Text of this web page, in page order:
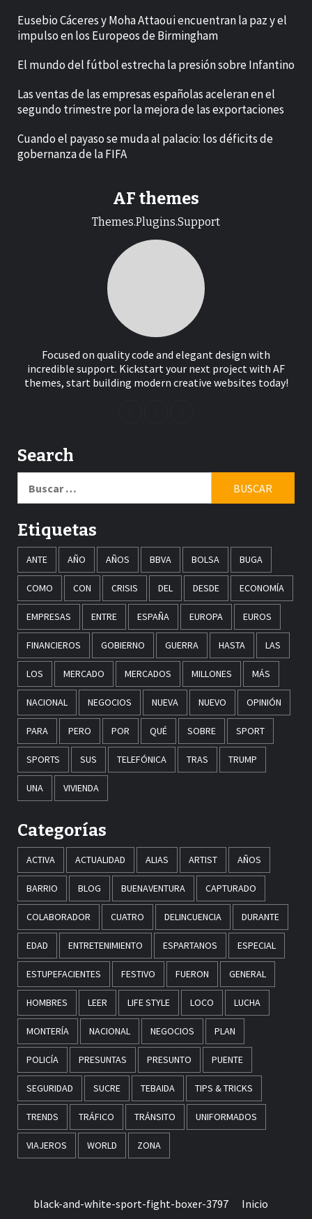
Eusebio Cáceres y Moha Attaoui encuentran la paz y el
impulso en los Europeos de Birmingham
El mundo del fútbol estrecha la presión sobre Infantino
Las ventas de las empresas españolas aceleran en el
segundo trimestre por la mejora de las exportaciones
Cuando el payaso se muda al palacio: los déficits de
gobernanza de la FIFA
AF themes
Themes.Plugins.Support
Focused on quality code and elegant design with
incredible support. Kickstart your next project with AF
themes, start building modern creative websites today!
Search
Etiquetas
ANTE AÑO AÑOS BBVA BOLSA BUGA
COMO CON CRISIS DEL DESDE ECONOMÍA
EMPRESAS ENTRE ESPAÑA EUROPA EUROS
FINANCIEROS GOBIERNO GUERRA HASTA LAS
LOS MERCADO MERCADOS MILLONES MÁS
NACIONAL NEGOCIOS NUEVA NUEVO OPINIÓN
PARA PERO POR QUÉ SOBRE SPORT
SPORTS SUS TELEFÓNICA TRAS TRUMP
UNA VIVIENDA
Categorías
ACTIVA ACTUALIDAD ALIAS ARTIST AÑOS
BARRIO BLOG BUENAVENTURA CAPTURADO
COLABORADOR CUATRO DELINCUENCIA DURANTE
EDAD ENTRETENIMIENTO ESPARTANOS ESPECIAL
ESTUPEFACIENTES FESTIVO FUERON GENERAL
HOMBRES LEER LIFE STYLE LOCO LUCHA
MONTERÍA NACIONAL NEGOCIOS PLAN
POLICÍA PRESUNTAS PRESUNTO PUENTE
SEGURIDAD SUCRE TEBAIDA TIPS & TRICKS
TRENDS TRÁFICO TRÁNSITO UNIFORMADOS
VIAJEROS WORLD ZONA
black-and-white-sport-fight-boxer-3797 Inicio